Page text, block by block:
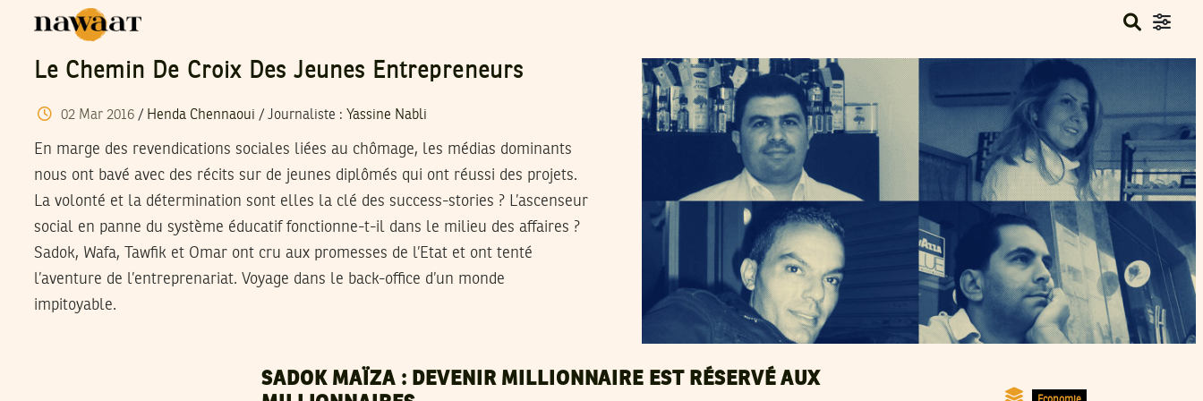
Le Chemin De Croix Des Jeunes Entrepreneurs
02 Mar 2016/ Henda Chennaoui / Journaliste : Yassine Nabli
En marge des revendications sociales liées au chômage, les médias dominants
nous ont bavé avec des récits sur de jeunes diplômés qui ont réussi des projets.
La volonté et la détermination sont elles la clé des success-stories ? L’ascenseur
social en panne du système éducatif fonctionne-t-il dans le milieu des affaires ?
Sadok, Wafa, Tawfik et Omar ont cru aux promesses de l’Etat et ont tenté
l’aventure de l’entreprenariat. Voyage dans le back-office d’un monde
impitoyable.
SADOK MAÏZA : DEVENIR MILLIONNAIRE EST RÉSERVÉ AUX